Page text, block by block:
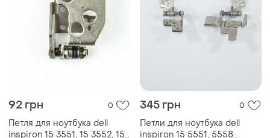
92 грн 0
Петля для ноутбука dell
inspiron 15 3551, 15 3552, 15
345 грн 0
Петли для ноутбука dell
inspiron 15 5551, 5558